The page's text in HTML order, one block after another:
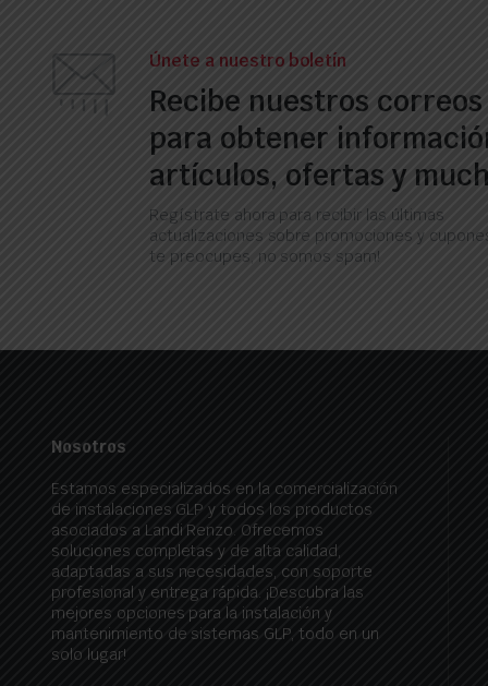
Únete a nuestro boletín
Recibe nuestros
para obtener
artículos, ofertas y
Regístrate ahora para recibir las últimas
actualizaciones sobre promociones y
te preocupes, no somos spam!
Nosotros
Estamos especializados en la comercialización
de instalaciones GLP y todos los productos
asociados a Landi Renzo. Ofrecemos
soluciones completas y de alta calidad,
adaptadas a sus necesidades, con soporte
profesional y entrega rápida. ¡Descubra las
mejores opciones para la instalación y
mantenimiento de sistemas GLP, todo en un
solo lugar!